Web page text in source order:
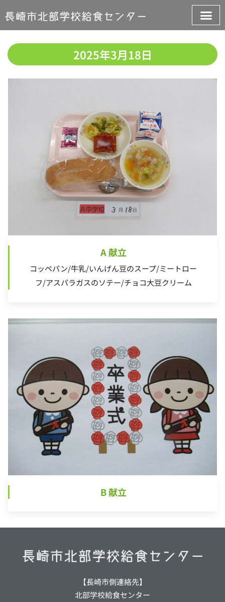
2025年3月18日
A 献立
コッペパン/牛乳/いんげん豆のスープ/ミートロー
フ/アスパラガスのソテー/チョコ大豆クリーム
B 献立
【長崎市側連絡先】
北部学校給食センター